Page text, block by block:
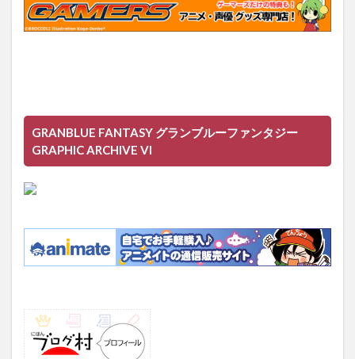
GRANBLUE FANTASY グランブルーファンタジー
GRAPHIC ARCHIVE VI